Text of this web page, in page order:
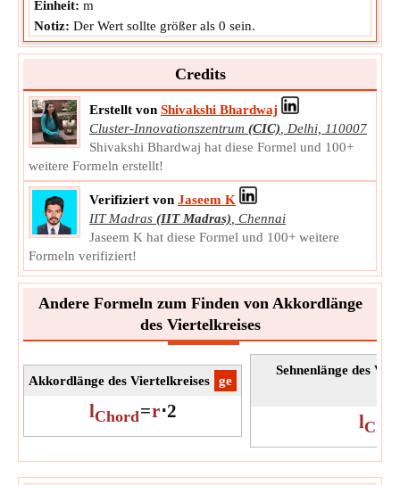
Einheit: m
Notiz: Der Wert sollte größer als 0 sein.
Credits
Erstellt von Shivakshi Bhardwaj
Cluster-Innovationszentrum (CIC)
Delhi, 110007
Shivakshi Bhardwaj hat diese Formel und 100+
weitere Formeln erstellt!
Verifiziert von Jaseem K
IIT Madras (IIT Madras) Chennai
Jaseem K hat diese Formel und 100+ weitere
Formeln verifiziert!
Andere Formeln zum Finden von Akkordlänge
des Viertelkreises
​ge
Akkordlänge des Viertelkreises
lChord=r⋅2
Sehnenlänge des
l